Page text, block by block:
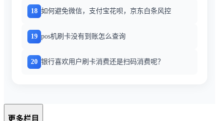
18 如何避免微信，支付宝花呗，京东白条风控
19 pos机刷卡没有到账怎么查询
20 银行喜欢用户刷卡消费还是扫码消费呢？
更多栏目